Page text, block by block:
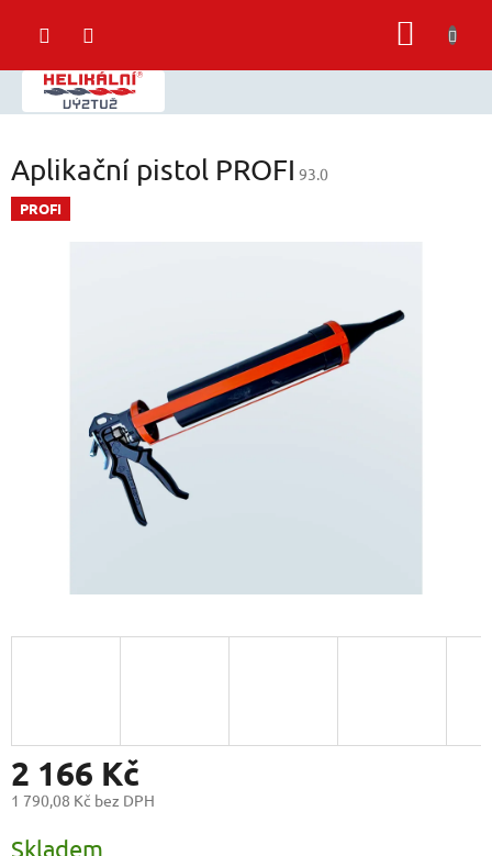
Aplikační pistol PROFI 93.0
PROFI
2 166 Kč
1 790,08 Kč bez DPH
cena:
Skladem